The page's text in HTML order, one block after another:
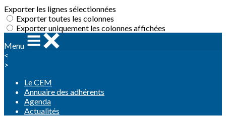
Exporter les lignes sélectionnées
Exporter toutes les colonnes
Exporter uniquement les colonnes affichées
Menu
<
>
Le CEM
Annuaire des adhérents
Agenda
Actualités